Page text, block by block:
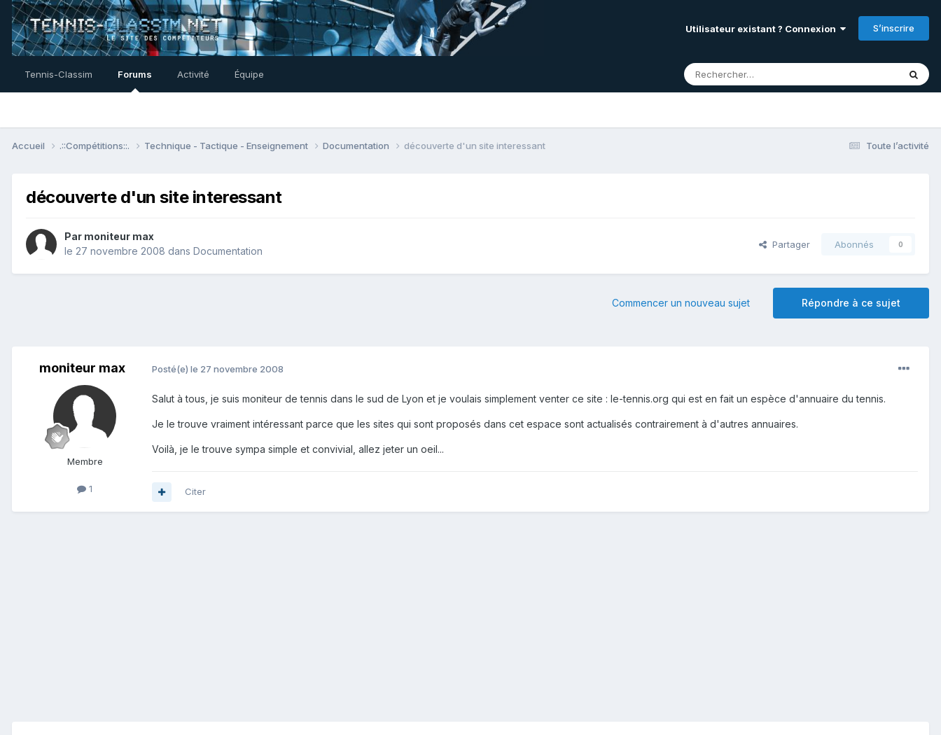
Utilisateur existant ? Connexion S’inscrire
Tennis-Classim Forums Activité Équipe
Toute l’activité
Accueil .::Compétitions::. Technique - Tactique - Enseignement Documentation découverte d'un site interessant
découverte d'un site interessant
Par moniteur max
le 27 novembre 2008 dans Documentation
Partager Abonnés 0
Répondre à ce sujet
Commencer un nouveau sujet
moniteur max
Membre
1
Posté(e) le 27 novembre 2008
Salut à tous, je suis moniteur de tennis dans le sud de Lyon et je voulais simplement venter ce site : le-tennis.org qui est en fait un espèce d'annuaire du tennis.
Je le trouve vraiment intéressant parce que les sites qui sont proposés dans cet espace sont actualisés contrairement à d'autres annuaires.
Voilà, je le trouve sympa simple et convivial, allez jeter un oeil...
Citer